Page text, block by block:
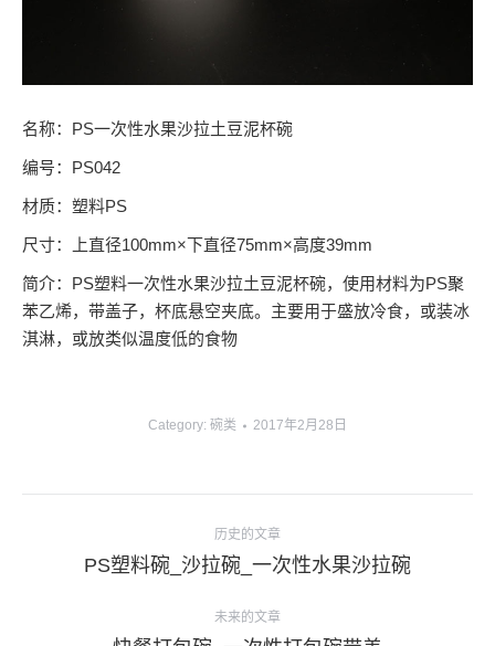
名称：PS一次性水果沙拉土豆泥杯碗
编号：PS042
材质：塑料PS
尺寸：上直径100mm×下直径75mm×高度39mm
简介：PS塑料一次性水果沙拉土豆泥杯碗，使用材料为PS聚
苯乙烯，带盖子，杯底悬空夹底。主要用于盛放冷食，或装冰
淇淋，或放类似温度低的食物
Category: 碗类 2017年2月28日
历史的文章
上
个
PS塑料碗_沙拉碗_一次性水果沙拉碗
未来的文章